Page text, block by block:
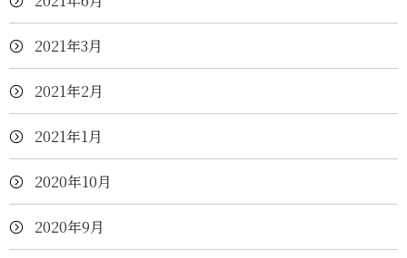
2021年3月
2021年2月
2021年1月
2020年10月
2020年9月